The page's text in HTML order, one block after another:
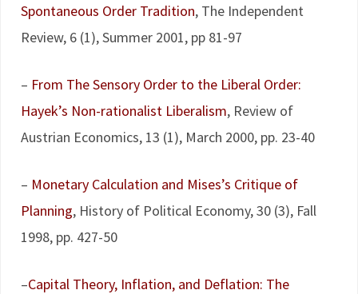
Spontaneous Order Tradition, The Independent
Review, 6 (1), Summer 2001, pp 81-97
– From The Sensory Order to the Liberal Order:
Hayek’s Non-rationalist Liberalism, Review of
Austrian Economics, 13 (1), March 2000, pp. 23-40
– Monetary Calculation and Mises’s Critique of
Planning, History of Political Economy, 30 (3), Fall
1998, pp. 427-50
–Capital Theory, Inflation, and Deflation: The